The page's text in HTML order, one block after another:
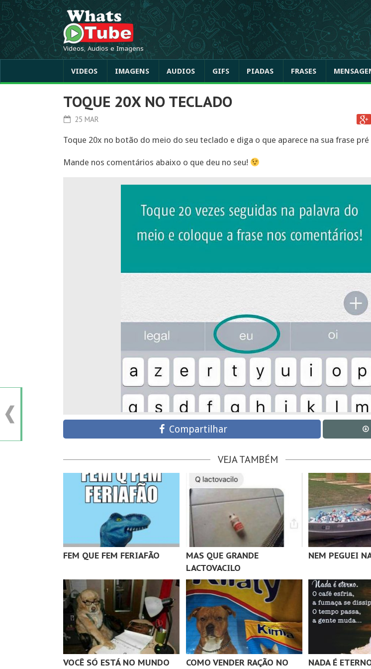
Videos, Audios e Imagens
VIDEOS IMAGENS AUDIOS GIFS PIADAS FRASES
TOQUE 20X NO TECLADO
25 MAR
Toque 20x no botão do meio do seu teclado e diga o que aparece na sua frase
Mande nos comentários abaixo o que deu no seu!
Compartilhar
VEJA TAMBÉM
FEM QUE FEM FERIAFÃO
MAS QUE GRANDE
LACTOVACILO
NEM PEGUEI
VOCÊ SÓ ESTÁ NO MUNDO COMO VENDER RAÇÃO NO NADA É